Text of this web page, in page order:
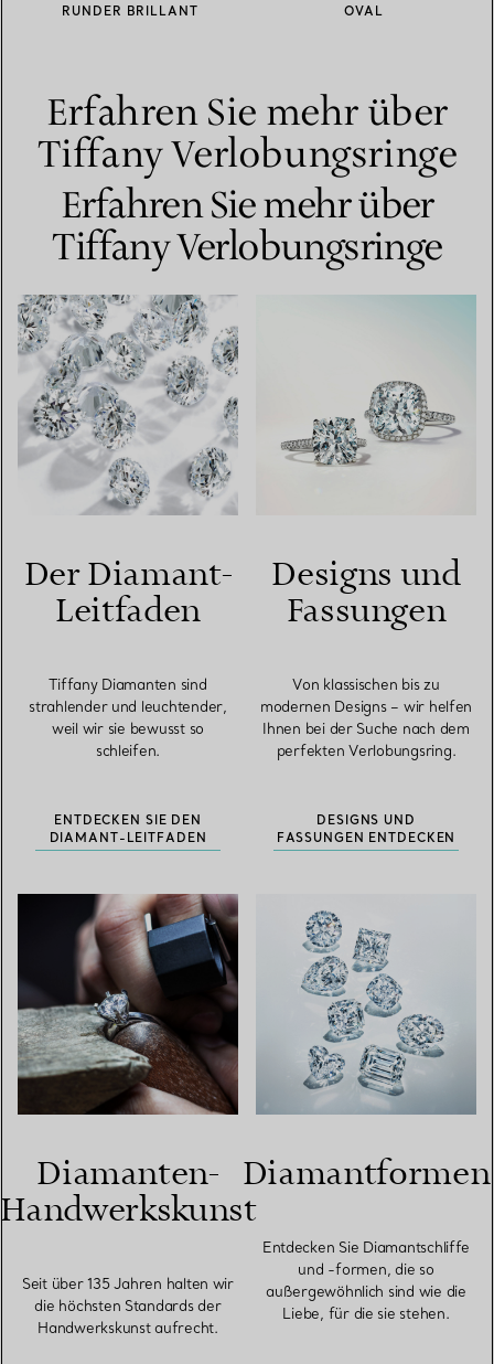
RUNDER BRILLANT OVAL
Erfahren Sie mehr über
Tiffany Verlobungsringe
Erfahren Sie mehr über
Tiffany Verlobungsringe
Der Diamant-
Leitfaden
Tiffany Diamanten sind
strahlender und leuchtender,
weil wir sie bewusst so
schleifen.
ENTDECKEN SIE DEN
DIAMANT-LEITFADEN
Designs und
Fassungen
Von klassischen bis zu
modernen Designs – wir helfen
Ihnen bei der Suche nach dem
perfekten Verlobungsring.
DESIGNS UND
FASSUNGEN ENTDECKEN
Diamanten-
Handwerkskunst
Seit über 135 Jahren halten wir
die höchsten Standards der
Handwerkskunst aufrecht.
Diamantformen
Entdecken Sie Diamantschliffe
und -formen, die so
außergewöhnlich sind wie die
Liebe, für die sie stehen.